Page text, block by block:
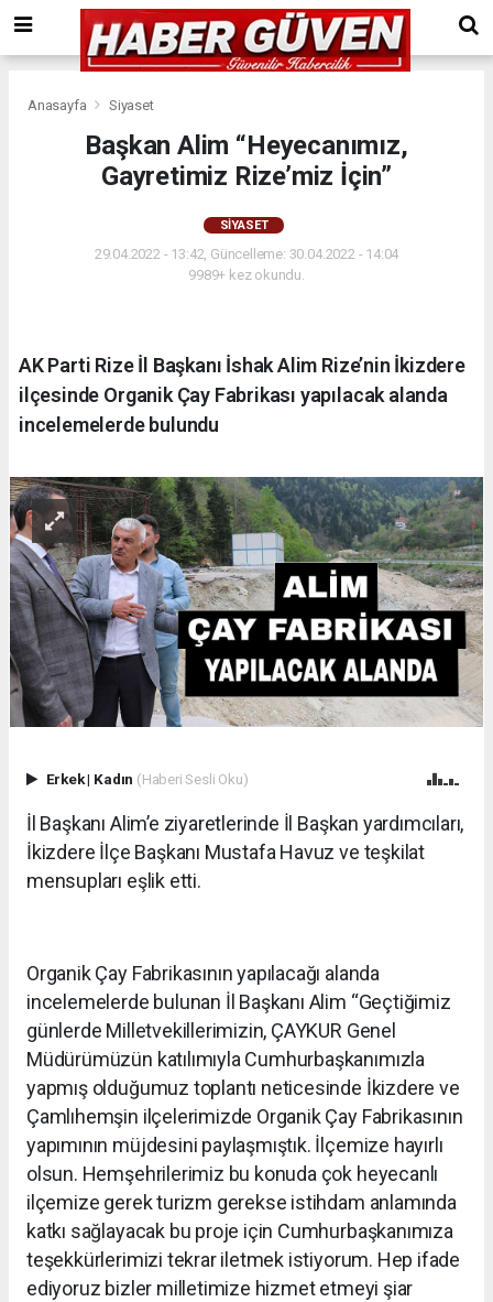
Anasayfa Siyaset
Başkan Alim “Heyecanımız,
Gayretimiz Rize’miz İçin”
SIYASET
29.04.2022 - 13:42, Güncelleme: 30.04.2022 - 14:04
9989+ kez okundu.
AK Parti Rize İl Başkanı İshak Alim Rize’nin İkizdere
ilçesinde Organik Çay Fabrikası yapılacak alanda
incelemelerde bulundu
Erkek| Kadın (Haberi Sesli Oku)
İl Başkanı Alim’e ziyaretlerinde İl Başkan yardımcıları,
İkizdere İlçe Başkanı Mustafa Havuz ve teşkilat
mensupları eşlik etti.
Organik Çay Fabrikasının yapılacağı alanda
incelemelerde bulunan İl Başkanı Alim “Geçtiğimiz
günlerde Milletvekillerimizin, ÇAYKUR Genel
Müdürümüzün katılımıyla Cumhurbaşkanımızla
yapmış olduğumuz toplantı neticesinde İkizdere ve
Çamlıhemşin ilçelerimizde Organik Çay Fabrikasının
yapımının müjdesini paylaşmıştık. İlçemize hayırlı
olsun. Hemşehrilerimiz bu konuda çok heyecanlı
ilçemize gerek turizm gerekse istihdam anlamında
katkı sağlayacak bu proje için Cumhurbaşkanımıza
teşekkürlerimizi tekrar iletmek istiyorum. Hep ifade
ediyoruz bizler milletimize hizmet etmeyi şiar